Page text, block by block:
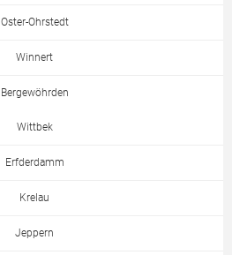
Oster-Ohrstedt
Winnert
Bergewöhrden
Wittbek
Erfderdamm
Krelau
Jeppern